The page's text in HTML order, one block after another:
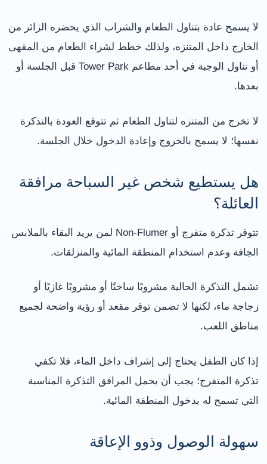
لا يسمح عادة بتناول الطعام والشراب الذي يحضره الزائر من
الخارج داخل المتنزه، ولذلك خطط لشراء الطعام من المقهى
أو تناول الوجبة في أحد مطاعم Tower Park قبل الجلسة أو
بعدها.
لا تخرج من المتنزه لتناول الطعام ثم تتوقع العودة بالتذكرة
نفسها؛ لا يسمح بالخروج وإعادة الدخول خلال الجلسة.
هل يستطيع شخص غير السباحة مرافقة
العائلة؟
تتوفر تذكرة متفرج أو Non-Flumer لمن يريد البقاء بالملابس
الجافة وعدم استخدام المنطقة المائية والمنزلقات.
تشمل التذكرة الحالية مشروبًا ساخنًا أو مشروبًا غازيًا أو
زجاجة ماء، لكنها لا تضمن توفر مقعد أو رؤية واضحة لجميع
مناطق اللعب.
إذا كان الطفل يحتاج إلى إشراف داخل الماء، فلا تكفي
تذكرة المتفرج؛ يجب أن يحمل المرافق التذكرة المناسبة
التي تسمح له بدخول المنطقة المائية.
سهولة الوصول وذوو الإعاقة